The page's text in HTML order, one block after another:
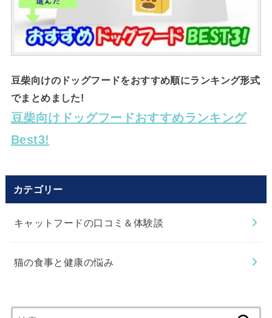
豆柴向けのドッグフードをおすすめ順にランキング形式
でまとめました!
豆柴向けドッグフードおすすめランキング
Best3!
カテゴリー
キャットフードの口コミ＆体験談
猫の食事と健康の悩み